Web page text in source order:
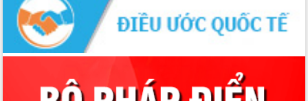
Khơi thông điểm nghẽn, đẩy nhanh
giải ngân vốn khắc phục thiên tai
HĐND tỉnh thông qua điều chỉnh Quy
hoạch tỉnh thời kỳ 2021-2030
Hội thảo góp ý hồ sơ điều chỉnh quy
hoạch tỉnh Đắk Lắk thời kỳ 2021-2030,